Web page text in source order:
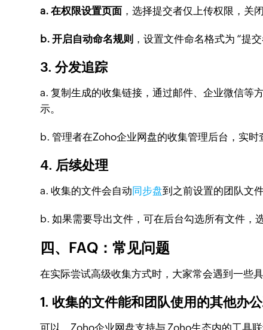
a. 在权限设置页面 ，选择提交者仅上传权限，关
b. 开启自动命名规则 ，设置文件命名格式为 “提
3. 分发追踪
a. 复制生成的收集链接，通过邮件、企业微信等
示。
b. 管理者在Zoho企业网盘的收集管理后台，实
4. 后续处理
a. 收集的文件会自动同步盘到之前设置的团队文
b. 如果需要导出文件，可在后台勾选所有文件，
四、FAQ：常见问题
在实际尝试高级收集方式时，大家常会遇到一些
1. 收集的文件能和团队使用的其他办
可以。Zoho企业网盘支持与 Zoho生态内的工具